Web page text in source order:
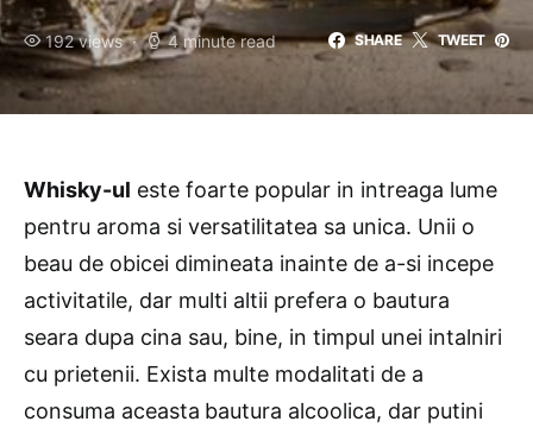
192 views 4 minute read SHARE TWEET
Whisky-ul este foarte popular in intreaga lume
pentru aroma si versatilitatea sa unica. Unii o
beau de obicei dimineata inainte de a-si incepe
activitatile, dar multi altii prefera o bautura
seara dupa cina sau, bine, in timpul unei intalniri
cu prietenii. Exista multe modalitati de a
consuma aceasta bautura alcoolica, dar putini